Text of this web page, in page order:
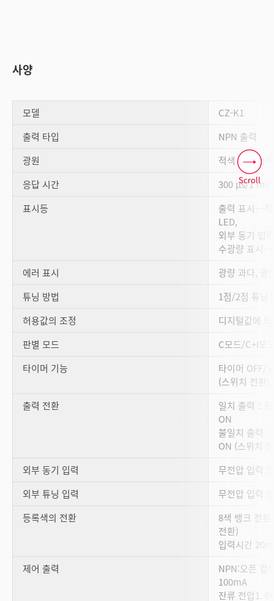
사양
모델
CZ-K1
출력 타입
NPN 출력
광원
적색 LED·녹
응답 시간
300 µs/1 ms
표시등
출력 표시…
LED,
외부 동기 입
수광량 표시
에러 표시
광량 과다, 광
튜닝 방법
1점/2점 튜닝
허용값의 조정
디지털값에
판별 모드
C모드/C+I모
타이머 기능
타이머 OFF/
(스위치 전환)
출력 전환
일치 출력：
ON
불일치 출력
ON (스위치
외부 동기 입력
무전압 입력
외부 튜닝 입력
무전압 입력
등록색의 전환
8색 뱅크 전
전환)
입력시간
제어 출력
NPN:오픈 컬
100mA
잔류 전압1.
Scroll